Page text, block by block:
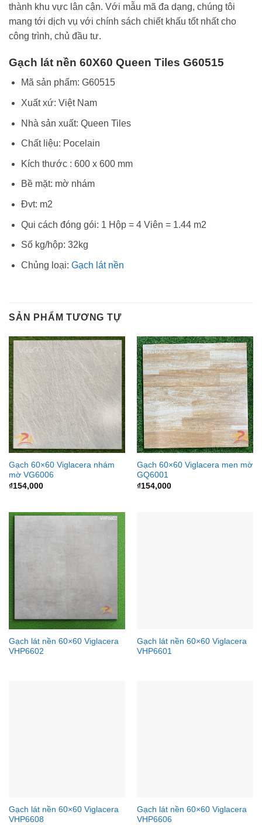
thành khu vực lân cận. Với mẫu mã đa dạng, chúng tôi
mang tới dịch vụ với chính sách chiết khấu tốt nhất cho
công trình, chủ đầu tư.
Gạch lát nền 60X60 Queen Tiles G60515
Mã sản phẩm: G60515
Xuất xứ: Việt Nam
Nhà sản xuất: Queen Tiles
Chất liệu: Pocelain
Kích thước : 600 x 600 mm
Bề mặt: mờ nhám
Đvt: m2
Qui cách đóng gói: 1 Hộp = 4 Viên = 1.44 m2
Số kg/hộp: 32kg
Chủng loại: Gạch lát nền
SẢN PHẨM TƯƠNG TỰ
Gạch 60×60 Viglacera nhám
mờ VG6006
₫154,000
Gạch 60×60 Viglacera men mờ
GQ6001
₫154,000
Gạch lát nền 60×60 Viglacera
VHP6602
Gạch lát nền 60×60 Viglacera
VHP6601
Gạch lát nền 60×60 Viglacera
VHP6608
Gạch lát nền 60×60 Viglacera
VHP6606